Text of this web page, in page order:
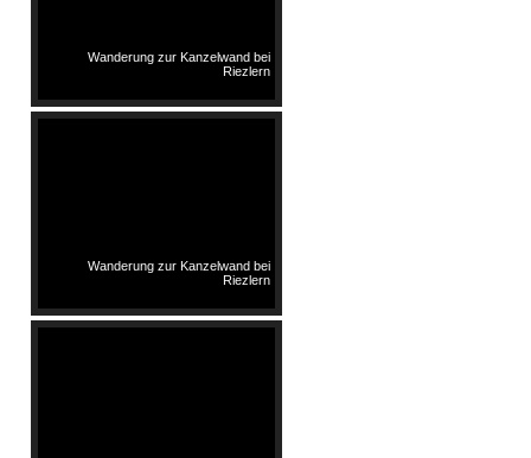
Wanderung zur Kanzelwand bei
Riezlern
Wanderung zur Kanzelwand bei
Riezlern